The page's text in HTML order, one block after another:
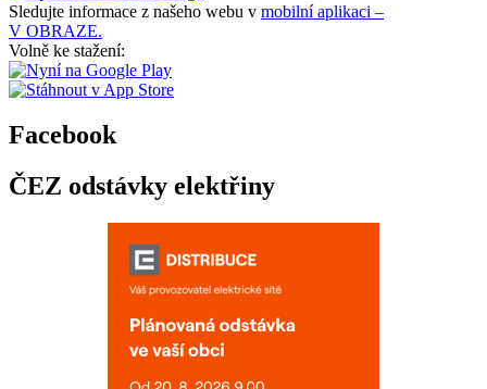
Sledujte informace z našeho webu v mobilní aplikaci –
V OBRAZE.
Volně ke stažení:
Facebook
ČEZ odstávky elektřiny